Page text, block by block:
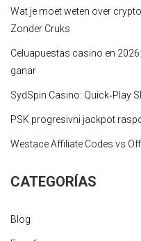
Wat je moet weten over
Zonder Cruks
Celuapuestas casino en
ganar
SydSpin Casino: Quick‑Play
PSK progresivni jackpot
Westace Affiliate Codes vs
CATEGORÍAS
Blog